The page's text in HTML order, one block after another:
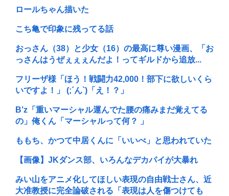
ロールちゃん描いた
こち亀で印象に残ってる話
おっさん（38）と少女（16）の最高に尊い漫画、「お
っさんはうぜぇぇぇんだよ！ってギルドから追放...
フリーザ様「ほう！戦闘力42,000！部下に欲しいくら
いですよ！」 (;´ん`)「え！？」
B’z「重いマーシャル運んでた腰の痛みまだ覚えてる
の」俺くん「マーシャルって何？ 」
ももち、かつて中居くんに「いいべ」と思われていた
【画像】JKダンス部、いろんなデカパイが大暴れ
みい山をアニメ化してほしい表現の自由戦士さん、近
大准教授に完全論破される「表現は人を傷つけても